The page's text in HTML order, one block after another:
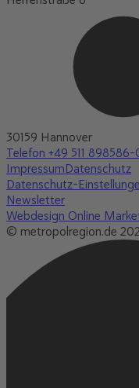
30159 Hannover
Telefon +49 511 898586-
ImpressumDatenschutz
Datenschutz-
Newsletter
Webdesign Online
© metropolregion.de